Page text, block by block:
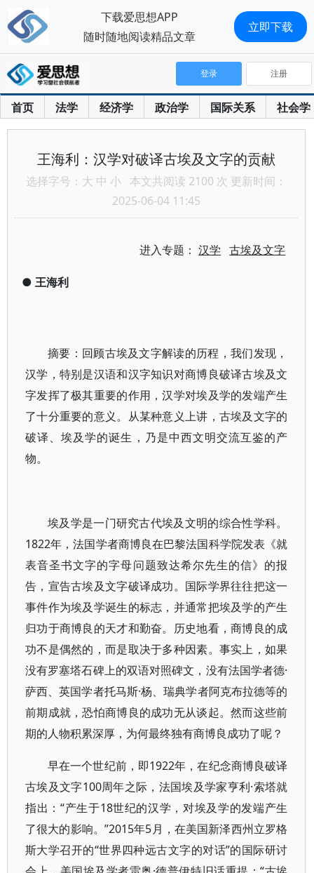
首页 法学 经济学 政治学 国际关系 社会学
登录 注册
王海利：汉学对破译古埃及文字的贡献
选择字号： 大 中 小 本文共阅读 2100 次 更新时间：
2025-06-04 11:45
进入专题：汉学 古埃及文字
● 王海利
摘要：回顾古埃及文字解读的历程，我们发现，
汉学，特别是汉语和汉字知识对商博良破译古埃及文
字发挥了极其重要的作用，汉学对埃及学的发端产生
了十分重要的意义。从某种意义上讲，古埃及文字的
破译、埃及学的诞生，乃是中西文明交流互鉴的产
物。
埃及学是一门研究古代埃及文明的综合性学科。
1822年，法国学者商博良在巴黎法国科学院发表《就
表音圣书文字的字母问题致达希尔先生的信》的报
告，宣告古埃及文字破译成功。国际学界往往把这一
事件作为埃及学诞生的标志，并通常把埃及学的产生
归功于商博良的天才和勤奋。历史地看，商博良的成
功不是偶然的，而是取决于多种因素。事实上，如果
没有罗塞塔石碑上的双语对照碑文，没有法国学者德·
萨西、英国学者托马斯·杨、瑞典学者阿克布拉德等的
前期成就，恐怕商博良的成功无从谈起。然而这些前
期的人物积累深厚，为何最终独有商博良成功了呢？
早在一个世纪前，即1922年，在纪念商博良破译
古埃及文字100周年之际，法国埃及学家亨利·索塔就
指出：“产生于18世纪的汉学，对埃及学的发端产生
了很大的影响。”2015年5月，在美国新泽西州立罗格
斯大学召开的“世界四种远古文字的对话”的国际研讨
下载爱思想APP
随时随地阅读精品文章
立即下载